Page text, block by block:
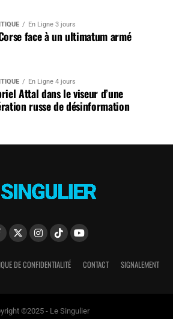
En Ligne 3 jours
face à un ultimatum armé
En Ligne 4 jours
Attal dans le viseur d’une
russe de désinformation
DE CONFIDENTIALITÉ CONTACT SIGNALEMENT
©2025 - Le Singulier